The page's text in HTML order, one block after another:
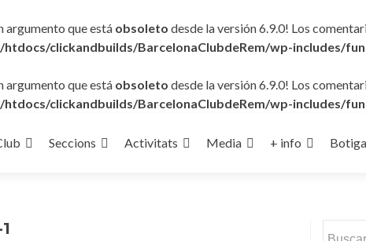
argumento que está obsoleto desde la versión 6.9.0! Los
htdocs/clickandbuilds/BarcelonaClubdeRem/wp-includes/
argumento que está obsoleto desde la versión 6.9.0! Los
htdocs/clickandbuilds/BarcelonaClubdeRem/wp-includes/
Seccions Activitats Media + info Botiga